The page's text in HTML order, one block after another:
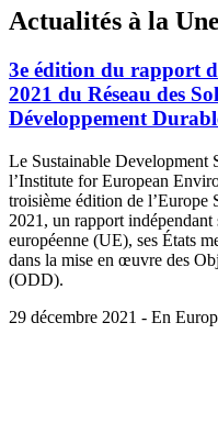
Actualités à la Une
3e édition du rapport
2021 du Réseau des
Développement
Le Sustainable
l’Institute for European
troisième édition de l’Europe
2021, un rapport
européenne (UE), ses États
dans la mise en œuvre des
(ODD).
29 décembre 2021 - En